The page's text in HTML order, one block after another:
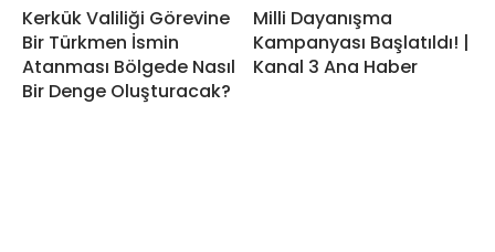
Kerkük Valiliği Görevine
Bir Türkmen İsmin
Atanması Bölgede Nasıl
Bir Denge Oluşturacak?
Milli Dayanışma
Kampanyası Başlatıldı! |
Kanal 3 Ana Haber